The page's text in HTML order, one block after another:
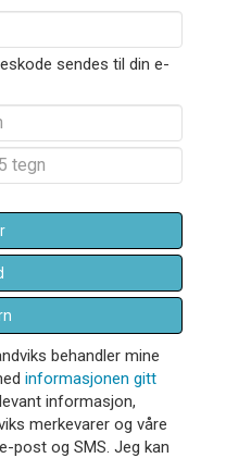
sendes til din e-
behandler mine
informasjonen gitt
informasjon,
merkevarer og våre
post og SMS. Jeg kan